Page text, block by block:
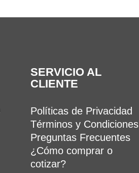
SERVICIO AL
CLIENTE
Políticas de Privacidad
Términos y Condiciones
Preguntas Frecuentes
¿Cómo comprar o
cotizar?